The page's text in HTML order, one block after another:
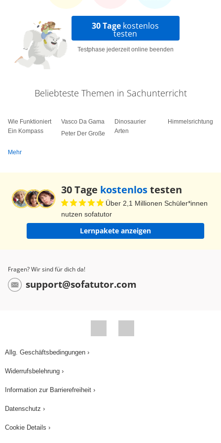
Film machen, der ist wie lange?” „01:30 Minuten.”
„Viel Erfolg. Ich schaue dir über die Schulter. Auf
der grünen Videokassette sind mehr als zehn
Minuten von der Demo. Also, viel zu viel. Und in
schnell in das Schnittmobil. Das ist eine Art
es hier jede Menge Technik. So, ihr zwei werdet
Sachen nehmen wir jetzt raus und schneiden die
zusammen, damit wir nur die besten Sachen in
den 01:30 zusammen haben.” „Den Anfang von
deinem Text hast du schon geschrieben.” „Genau.
da jetzt einen Container sieht oder einen großen
Kran, dann muss ich auch sagen, warum man
Jetzt klingelt mein Handy.” „Tagesschau ruft
Bilder? Während Florian telefoniert, kann ich
kopiert er die besten Infos und Bilder von Florians
Kassette hintereinander auf eine neue Kassette.
sehen ist, spricht Florian noch einen Text drauf,
30 Tage kostenlos
testen
Testphase jederzeit online beenden
Beliebteste Themen in Sachunterricht
Wie Funktioniert
Ein Kompass
Vasco Da Gama
Peter Der Große
Dinosaurier
Arten
Himmelsrichtungen
Mehr
30 Tage kostenlostesten
Über 2,1 Millionen Schüler*innen
nutzen sofatutor
Lernpakete anzeigen
Fragen? Wir sind für dich da!
support@sofatutor.com
Allg. Geschäftsbedingungen ›
Widerrufsbelehrung ›
Information zur Barrierefreiheit ›
Datenschutz ›
Cookie Details ›